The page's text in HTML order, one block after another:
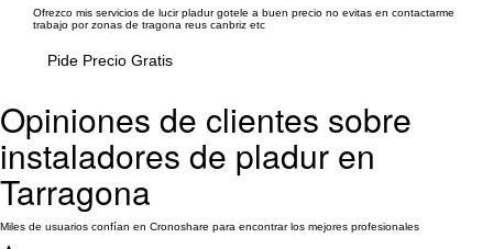
Ofrezco mis servicios de lucir pladur gotele a buen precio no evitas en contactarme
trabajo por zonas de tragona reus canbriz etc
Pide Precio Gratis
Opiniones de clientes sobre
instaladores de pladur en
Tarragona
Miles de usuarios confían en Cronoshare para encontrar los mejores profesionales